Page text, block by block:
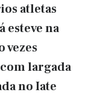
atletas
esteve na
vezes
largada
no Iate